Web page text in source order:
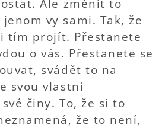
Ale změnit to
vy sami. Tak, že
tím projít. Přestanete
o vás. Přestanete se
svádět to na
svou vlastní
činy. To, že si to
že to není,